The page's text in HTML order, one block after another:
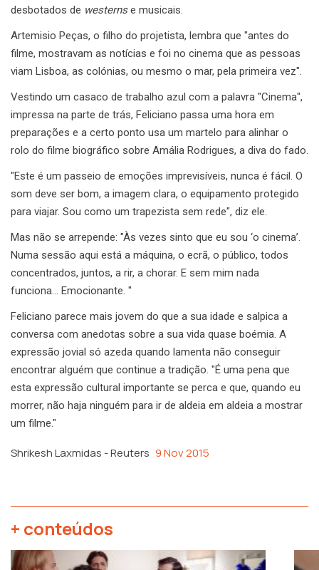
desbotados de westernse musicais.
Artemisio Peças, o filho do projetista, lembra que "antes do
filme, mostravam as notícias e foi no cinema que as pessoas
viam Lisboa, as colónias, ou mesmo o mar, pela primeira vez".
Vestindo um casaco de trabalho azul com a palavra "Cinema",
impressa na parte de trás, Feliciano passa uma hora em
preparações e a certo ponto usa um martelo para alinhar o
rolo do filme biográfico sobre Amália Rodrigues, a diva do fado.
"Este é um passeio de emoções imprevisíveis, nunca é fácil. O
som deve ser bom, a imagem clara, o equipamento protegido
para viajar. Sou como um trapezista sem rede", diz ele.
Mas não se arrepende: "Às vezes sinto que eu sou ‘o cinema’.
Numa sessão aqui está a máquina, o ecrã, o público, todos
concentrados, juntos, a rir, a chorar. E sem mim nada
funciona… Emocionante. "
Feliciano parece mais jovem do que a sua idade e salpica a
conversa com anedotas sobre a sua vida quase boémia. A
expressão jovial só azeda quando lamenta não conseguir
encontrar alguém que continue a tradição. "É uma pena que
esta expressão cultural importante se perca e que, quando eu
morrer, não haja ninguém para ir de aldeia em aldeia a mostrar
um filme."
Shrikesh Laxmidas - Reuters 9 Nov 2015
+ conteúdos